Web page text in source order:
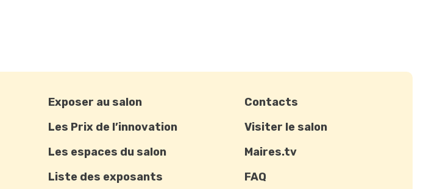
Exposer au salon
Les Prix de l’innovation
Les espaces du salon
Liste des exposants
Contacts
Visiter le salon
Maires.tv
FAQ